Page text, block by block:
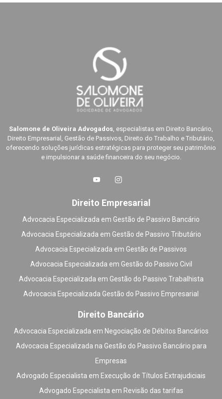
Salomone de Oliveira Advogados , especialistas em Direito Bancário,
Direito Empresarial, Gestão de Passivos, Direito do Trabalho e Tributário,
oferecendo soluções jurídicas estratégicas para proteger seu patrimônio
e impulsionar a saúde financeira do seu negócio.
Direito Empresarial
Advocacia Especializada em Gestão de Passivo Bancário
Advocacia Especializada em Gestão de Passivo Tributário
Advocacia Especializada em Gestão de Passivos
Advocacia Especializada em Gestão do Passivo Civil
Advocacia Especializada em Gestão do Passivo Trabalhista
Advocacia Especializada Gestão do Passivo Empresarial
Direito Bancário
Advocacia Especializada em Negociação de Débitos Bancários
Advocacia Especializada na Gestão do Passivo Bancário para
Empresas
Advogado Especialista em Execução de Títulos Extrajudiciais
Advogado Especialista em Revisão das tarifas